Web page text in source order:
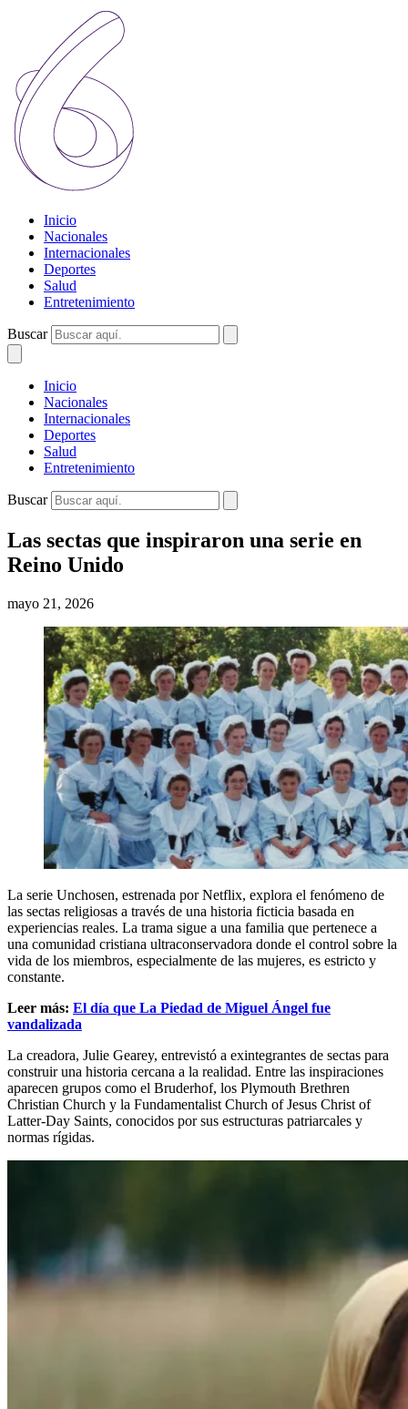
Inicio
Nacionales
Internacionales
Deportes
Salud
Entretenimiento
Buscar
Inicio
Nacionales
Internacionales
Deportes
Salud
Entretenimiento
Buscar
Las sectas que inspiraron una serie en
Reino Unido
mayo 21, 2026
La serie Unchosen, estrenada por Netflix, explora el fenómeno de
las sectas religiosas a través de una historia ficticia basada en
experiencias reales. La trama sigue a una familia que pertenece a
una comunidad cristiana ultraconservadora donde el control sobre la
vida de los miembros, especialmente de las mujeres, es estricto y
constante.
Leer más: El día que La Piedad de Miguel Ángel fue
vandalizada
La creadora, Julie Gearey, entrevistó a exintegrantes de sectas para
construir una historia cercana a la realidad. Entre las inspiraciones
aparecen grupos como el Bruderhof, los Plymouth Brethren
Christian Church y la Fundamentalist Church of Jesus Christ of
Latter-Day Saints, conocidos por sus estructuras patriarcales y
normas rígidas.